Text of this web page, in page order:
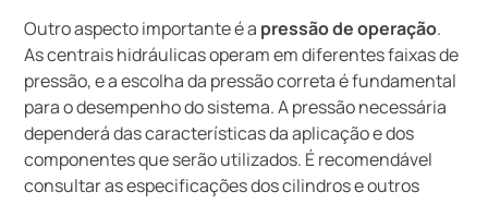
Outro aspecto importante é a pressão de operação.
As centrais hidráulicas operam em diferentes faixas de
pressão, e a escolha da pressão correta é fundamental
para o desempenho do sistema. A pressão necessária
dependerá das características da aplicação e dos
componentes que serão utilizados. É recomendável
consultar as especificações dos cilindros e outros